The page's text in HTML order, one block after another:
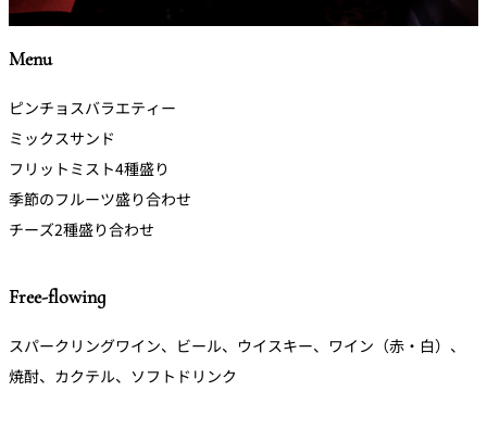
Menu
ピンチョスバラエティー
ミックスサンド
フリットミスト4種盛り
季節のフルーツ盛り合わせ
チーズ2種盛り合わせ
Free-flowing
スパークリングワイン、ビール、ウイスキー、ワイン（赤・白）、
焼酎、カクテル、ソフトドリンク